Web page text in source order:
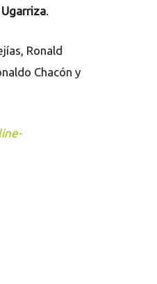
.
Ronald
Chacón y